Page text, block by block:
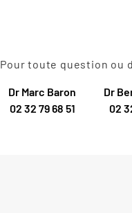
Pour toute question ou
Dr Marc Baron
02 32 79 68 51
Dr
02